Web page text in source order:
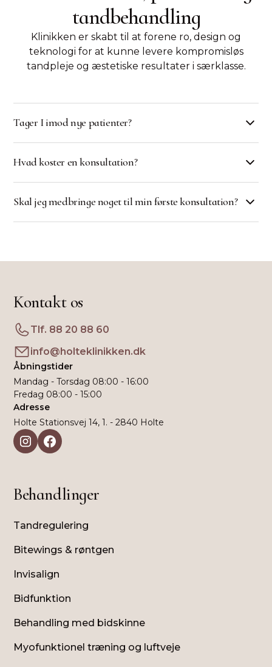
tandbehandling
Klinikken er skabt til at forene ro, design og
teknologi for at kunne levere kompromisløs
tandpleje og æstetiske resultater i særklasse.
Tager I imod nye patienter?
til os på 88 20 88 60 eller skrive til
Hvad koster en konsultation?
Du kan se alle vores priser på vores prisside.
Skal jeg medbringe noget til min første konsultation?
Kontakt os
Tlf. 88 20 88 60
info@holteklinikken.dk
Åbningstider
Mandag - Torsdag 08:00 - 16:00
Fredag 08:00 - 15:00
Adresse
Holte Stationsvej 14, 1. - 2840 Holte
Behandlinger
Tandregulering
Bitewings & røntgen
Invisalign
Bidfunktion
Behandling med bidskinne
Myofunktionel træning og luftveje